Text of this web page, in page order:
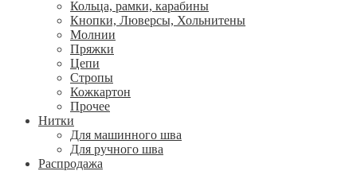
Кольца, рамки, карабины
Кнопки, Люверсы, Хольнитены
Молнии
Пряжки
Цепи
Стропы
Кожкартон
Прочее
Нитки
Для машинного шва
Для ручного шва
Распродажа